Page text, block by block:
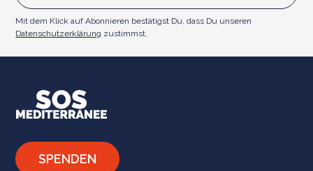
Mit dem Klick auf Abonnieren bestätigst Du, dass Du unseren
Datenschutzerklärung zustimmst.
SPENDEN